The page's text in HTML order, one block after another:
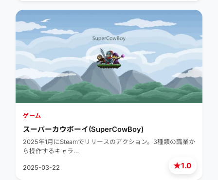
★1.0
ゲーム
スーパーカウボーイ(SuperCowBoy)
2025年1月にSteamでリリースのアクション。3種類の職業か
ら操作するキャラ…
2025-03-22